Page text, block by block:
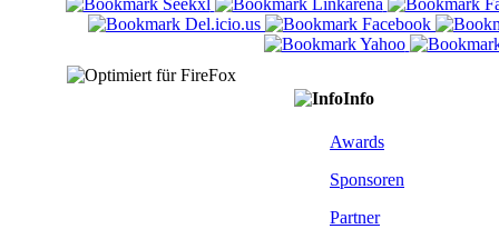
Info
Awards
Sponsoren
Partner